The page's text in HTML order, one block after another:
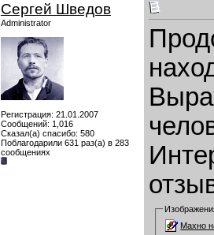
Сергей Шведов
Administrator
Регистрация: 21.01.2007
Сообщений: 1,016
Сказал(а) спасибо: 580
Поблагодарили 631 раз(а) в 283
сообщениях
Махно